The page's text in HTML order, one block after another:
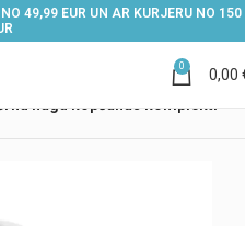
49,99 EUR UN AR KURJERU NO 150
0 0,00